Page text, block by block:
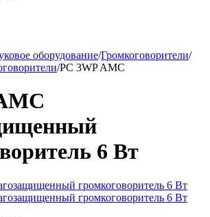
оборудование/Громкоговорители/
/PC 3WP AMC
6 Вт